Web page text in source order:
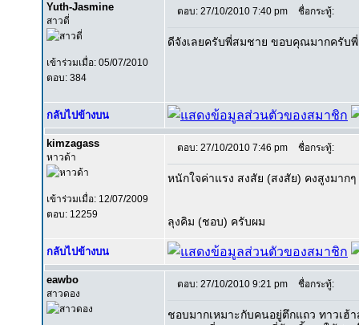
Yuth-Jasmine
สาวดี่
เข้าร่วมเมื่อ: 05/07/2010
ตอบ: 384
ตอบ: 27/10/2010 7:40 pm ชื่อกระทู้:
ดีจังเลยครับพี่สมชาย ขอบคุณมากครับพี่
กลับไปข้างบน
kimzagass
หาวด้า
เข้าร่วมเมื่อ: 12/07/2009
ตอบ: 12259
ตอบ: 27/10/2010 7:46 pm ชื่อกระทู้:
หนักใจค่าแรง สงสัย (สงสัย) คงสูงมาก
ลุงคิม (ชอบ) ครับผม
กลับไปข้างบน
eawbo
สาวดอง
ตอบ: 27/10/2010 9:21 pm ชื่อกระทู้:
ชอบมากเหมาะกับคนอยู่ตึกแถว ทาวเฮ้